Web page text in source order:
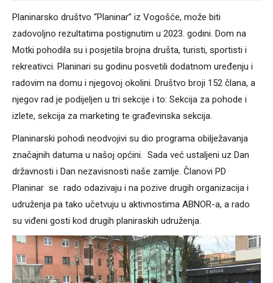
Planinarsko društvo “Planinar” iz Vogošće, može biti
zadovoljno rezultatima postignutim u 2023. godini. Dom na
Motki pohodila su i posjetila brojna društa, turisti, sportisti i
rekreativci. Planinari su godinu posvetili dodatnom uređenju i
radovim na domu i njegovoj okolini. Društvo broji 152 člana, a
njegov rad je podijeljen u tri sekcije i to: Sekcija za pohode i
izlete, sekcija za marketing te građevinska sekcija.
Planinarski pohodi neodvojivi su dio programa obilježavanja
značajnih datuma u našoj općini. Sada već ustaljeni uz Dan
državnosti i Dan nezavisnosti naše zamlje. Članovi PD
Planinar se rado odazivaju i na pozive drugih organizacija i
udruženja pa tako učetvuju u aktivnostima ABNOR-a, a rado
su viđeni gosti kod drugih planiraskih udruženja.